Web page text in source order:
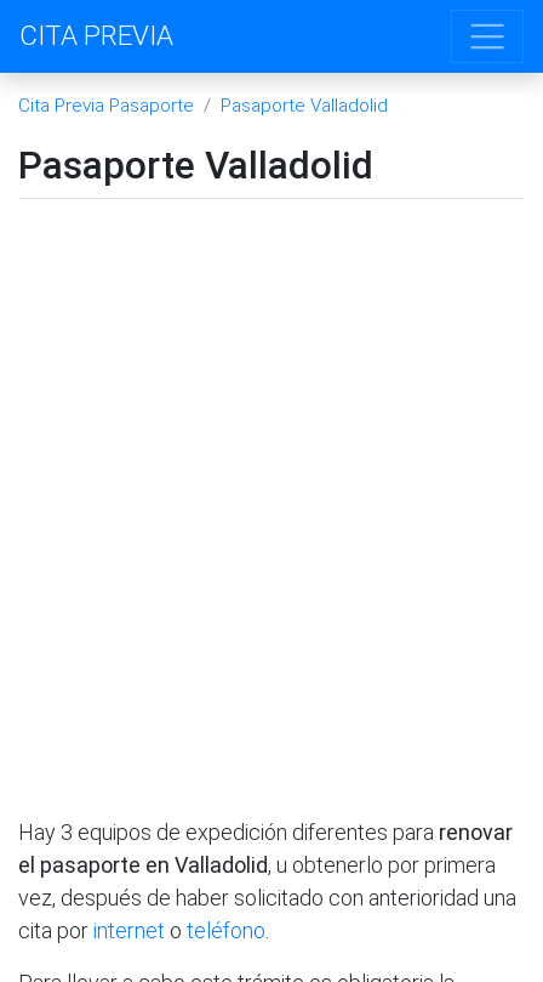
CITA PREVIA
Cita Previa Pasaporte Pasaporte Valladolid
Pasaporte Valladolid
Hay 3 equipos de expedición diferentes para renovar
el pasaporte en Valladolid, u obtenerlo por primera
vez, después de haber solicitado con anterioridad una
cita porinternet o teléfono